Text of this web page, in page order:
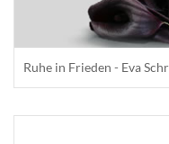
Ruhe in Frieden - Eva